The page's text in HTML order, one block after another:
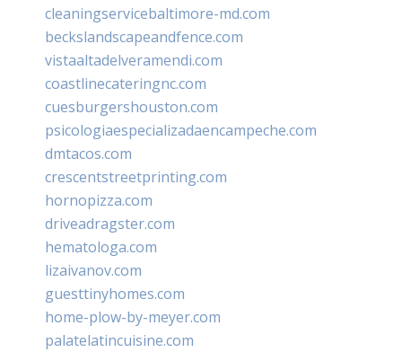
cleaningservicebaltimore-md.com
beckslandscapeandfence.com
vistaaltadelveramendi.com
coastlinecateringnc.com
cuesburgershouston.com
psicologiaespecializadaencampeche.com
dmtacos.com
crescentstreetprinting.com
hornopizza.com
driveadragster.com
hematologa.com
lizaivanov.com
guesttinyhomes.com
home-plow-by-meyer.com
palatelatincuisine.com